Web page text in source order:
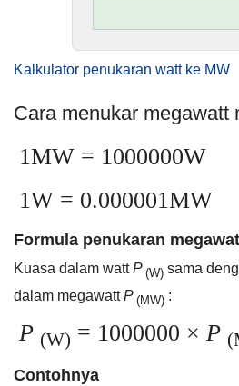
Kalkulator penukaran watt ke MW
Cara menukar megawatt
1MW = 1000000W
1W = 0.000001MW
Formula penukaran
Kuasa dalam wattP (W) sama
dalam megawattP (MW) :
P (W) = 1000000 × P
Contohnya